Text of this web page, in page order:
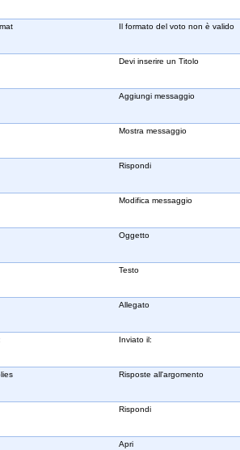
Il formato del voto non è valido
Devi inserire un Titolo
Aggiungi messaggio
Mostra messaggio
Rispondi
Modifica messaggio
Oggetto
Testo
Allegato
Inviato il:
Risposte all'argomento
Rispondi
Apri